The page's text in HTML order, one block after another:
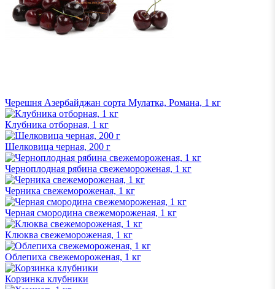
Черешня Азербайджан сорта Мулатка, Романа, 1 кг
Клубника отборная, 1 кг
Шелковица черная, 200 г
Черноплодная рябина свежемороженая, 1 кг
Черника свежемороженая, 1 кг
Черная смородина свежемороженая, 1 кг
Клюква свежемороженая, 1 кг
Облепиха свежемороженая, 1 кг
Корзинка клубники